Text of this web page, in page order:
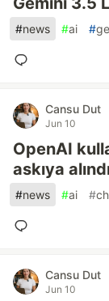
#news #ai #
Cansu Dut
Jun 10
OpenAI
askıya
#news #ai #
Cansu Dut
Jun 10